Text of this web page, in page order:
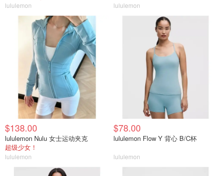
lululemon lululemon
$138.00
lululemon Nulu 女士运动夹克
超级少女！
lululemon
$78.00
lululemon Flow Y 背心 B/C杯
lululemon